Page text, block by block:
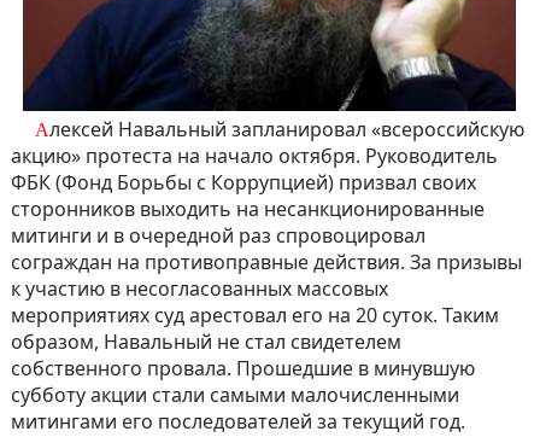
Алексей Навальный запланировал «всероссийскую
акцию» протеста на начало октября. Руководитель
ФБК (Фонд Борьбы с Коррупцией) призвал своих
сторонников выходить на несанкционированные
митинги и в очередной раз спровоцировал
сограждан на противоправные действия. За призывы
к участию в несогласованных массовых
мероприятиях суд арестовал его на 20 суток. Таким
образом, Навальный не стал свидетелем
собственного провала. Прошедшие в минувшую
субботу акции стали самыми малочисленными
митингами его последователей за текущий год.